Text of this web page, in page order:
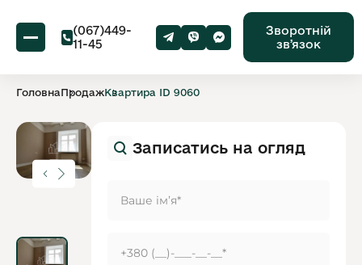
(067)449-
11-45
Зворотній
звʼязок
ГоловнаПродажКвартира ID 9060
Записатись на огляд